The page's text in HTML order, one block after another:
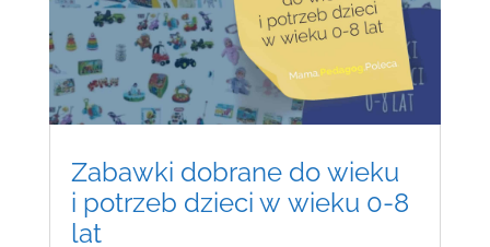
Zabawki dobrane do wieku
i potrzeb dzieci w wieku 0-8
lat